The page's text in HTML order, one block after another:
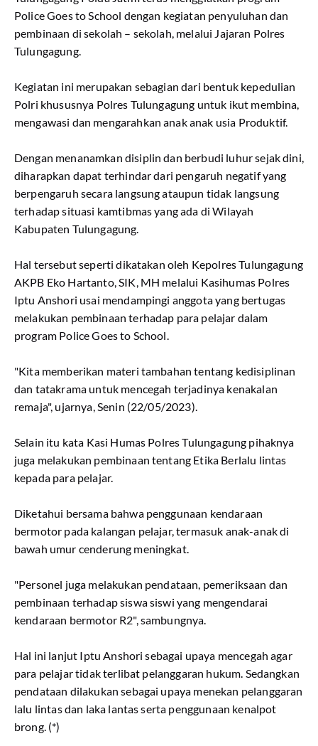
Police Goes to School dengan kegiatan penyuluhan dan
pembinaan di sekolah – sekolah, melalui Jajaran Polres
Tulungagung.
Kegiatan ini merupakan sebagian dari bentuk kepedulian
Polri khususnya Polres Tulungagung untuk ikut membina,
mengawasi dan mengarahkan anak anak usia Produktif.
Dengan menanamkan disiplin dan berbudi luhur sejak dini,
diharapkan dapat terhindar dari pengaruh negatif yang
berpengaruh secara langsung ataupun tidak langsung
terhadap situasi kamtibmas yang ada di Wilayah
Kabupaten Tulungagung.
Hal tersebut seperti dikatakan oleh Kepolres Tulungagung
AKPB Eko Hartanto, SIK, MH melalui Kasihumas Polres
Iptu Anshori usai mendampingi anggota yang bertugas
melakukan pembinaan terhadap para pelajar dalam
program Police Goes to School.
"Kita memberikan materi tambahan tentang kedisiplinan
dan tatakrama untuk mencegah terjadinya kenakalan
remaja", ujarnya, Senin (22/05/2023).
Selain itu kata Kasi Humas Polres Tulungagung pihaknya
juga melakukan pembinaan tentang Etika Berlalu lintas
kepada para pelajar.
Diketahui bersama bahwa penggunaan kendaraan
bermotor pada kalangan pelajar, termasuk anak-anak di
bawah umur cenderung meningkat.
"Personel juga melakukan pendataan, pemeriksaan dan
pembinaan terhadap siswa siswi yang mengendarai
kendaraan bermotor R2", sambungnya.
Hal ini lanjut Iptu Anshori sebagai upaya mencegah agar
para pelajar tidak terlibat pelanggaran hukum. Sedangkan
pendataan dilakukan sebagai upaya menekan pelanggaran
lalu lintas dan laka lantas serta penggunaan kenalpot
brong. (*)